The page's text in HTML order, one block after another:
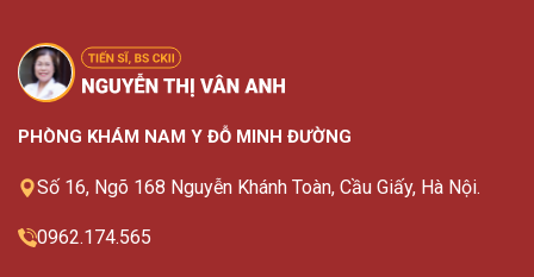
PHÒNG KHÁM NAM Y ĐỖ MINH ĐƯỜNG
Số 16, Ngõ 168 Nguyễn Khánh Toàn, Cầu Giấy, Hà Nội.
0962.174.565